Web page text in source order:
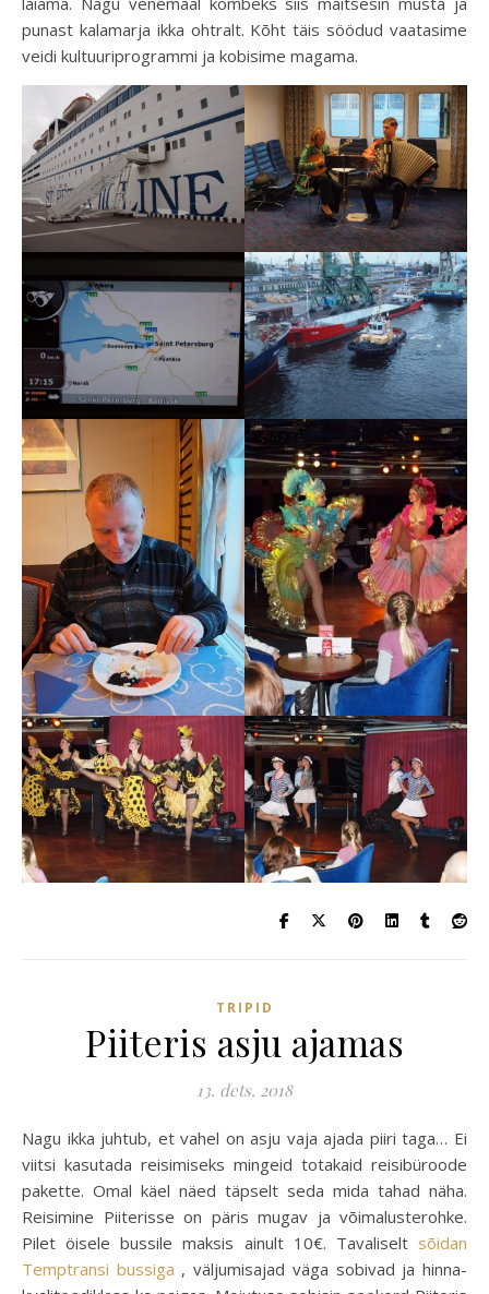
punast kalamarja ikka ohtralt. Kõht täis söödud vaatasime
veidi kultuuriprogrammi ja kobisime magama.
TRIPID
Piiteris asju ajamas
13. dets. 2018
Nagu ikka juhtub, et vahel on asju vaja ajada piiri taga… Ei
viitsi kasutada reisimiseks mingeid totakaid reisibüroode
pakette. Omal käel näed täpselt seda mida tahad näha.
Reisimine Piiterisse on päris mugav ja võimalusterohke.
Pilet öisele bussile maksis ainult 10€. Tavaliselt sõidan
Temptransi bussiga , väljumisajad väga sobivad ja hinna-